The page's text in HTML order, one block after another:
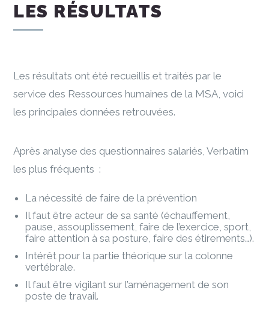
LES RÉSULTATS
Les résultats ont été recueillis et traités par le
service des Ressources humaines de la MSA, voici
les principales données retrouvées.
Après analyse des questionnaires salariés, Verbatim
les plus fréquents :
La nécessité de faire de la prévention
Il faut être acteur de sa santé (échauffement,
pause, assouplissement, faire de l’exercice, sport,
faire attention à sa posture, faire des étirements…).
Intérêt pour la partie théorique sur la colonne
vertébrale.
Il faut être vigilant sur l’aménagement de son
poste de travail.